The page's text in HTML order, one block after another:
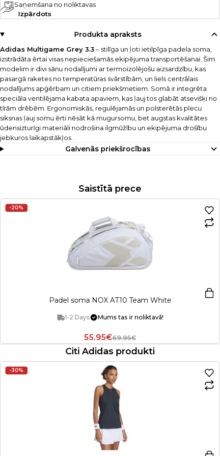
Saņemšana no noliktavas
Izpārdots
Produkta apraksts
Adidas Multigame Grey 3.3– stilīga un ļoti ietilpīga padela soma,
izstrādāta ērtai visas nepieciešamās ekipējuma transportēšanai. Šim
modelim ir divi sānu nodalījumi ar termoizolējošu aizsardzību, kas
pasargā raketes no temperatūras svārstībām, un liels centrālais
nodalījums apģērbam un citiem priekšmetiem. Somā ir integrēta
speciāla ventilējama kabata apaviem, kas ļauj tos glabāt atsevišķi no
tīrām drēbēm. Ergonomiskās, regulējamās un polsterētās plecu
siksnas ļauj somu ērti nēsāt kā mugursomu, bet augstas kvalitātes
ūdensizturīgi materiāli nodrošina ilgmūžību un ekipējuma drošību
jebkuros laikapstākļos.
Galvenās priekšrocības
Saistītā prece
-20%
Padel soma NOX AT10 Team White
1-2 Days Mums tas ir noliktavā!
55.95€69.95€
Citi Adidas produkti
-30%